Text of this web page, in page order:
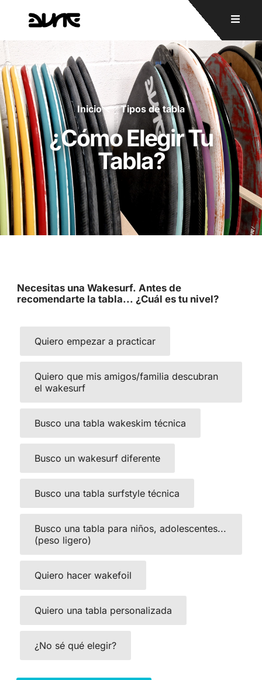
Inicio Tipos de tabla
¿Cómo Elegir Tu
Tabla?
Necesitas una Wakesurf. Antes de
recomendarte la tabla... ¿Cuál es tu nivel?
Quiero empezar a practicar
Quiero que mis amigos/familia descubran
el wakesurf
Busco una tabla wakeskim técnica
Busco un wakesurf diferente
Busco una tabla surfstyle técnica
Busco una tabla para niños, adolescentes...
(peso ligero)
Quiero hacer wakefoil
Quiero una tabla personalizada
¿No sé qué elegir?